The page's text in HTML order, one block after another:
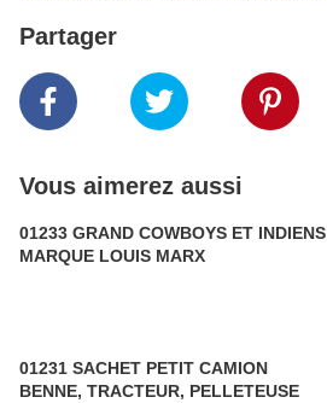
Partager
Vous aimerez aussi
01233 GRAND COWBOYS ET INDIENS
MARQUE LOUIS MARX
01231 SACHET PETIT CAMION
BENNE, TRACTEUR, PELLETEUSE